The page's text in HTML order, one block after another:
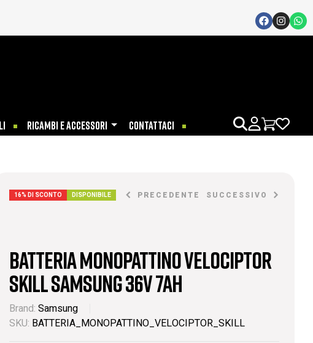
RICAMBI E ACCESSORI CONTATTACI
16% DI SCONTO DISPONIBILE PRECEDENTE
€ 160,00
€ 110,00
SUCCESSIVO
€340,00
€280,00
BATTERIA MONOPATTINO VELOCIPTOR
SKILL SAMSUNG 36V 7AH
Brand: Samsung
SKU: BATTERIA_MONOPATTINO_VELOCIPTOR_SKILL